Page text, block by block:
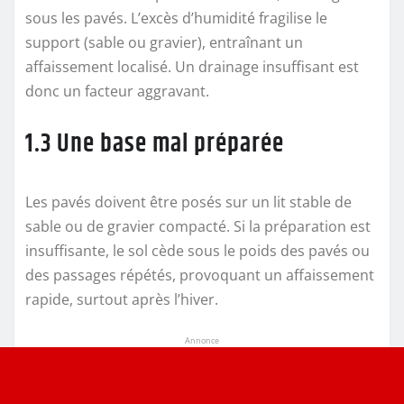
sous les pavés. L’excès d’humidité fragilise le
support (sable ou gravier), entraînant un
affaissement localisé. Un drainage insuffisant est
donc un facteur aggravant.
1.3 Une base mal préparée
Les pavés doivent être posés sur un lit stable de
sable ou de gravier compacté. Si la préparation est
insuffisante, le sol cède sous le poids des pavés ou
des passages répétés, provoquant un affaissement
rapide, surtout après l’hiver.
Annonce